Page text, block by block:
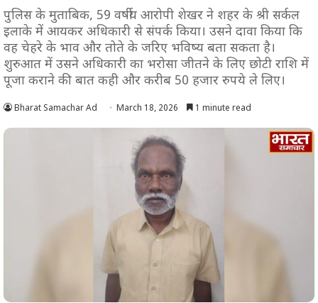
पुलिस के मुताबिक, 59 वर्षीय आरोपी शेखर ने शहर के श्री सर्कल
इलाके में आयकर अधिकारी से संपर्क किया। उसने दावा किया कि
वह चेहरे के भाव और तोते के जरिए भविष्य बता सकता है।
शुरुआत में उसने अधिकारी का भरोसा जीतने के लिए छोटी राशि में
पूजा कराने की बात कही और करीब 50 हजार रुपये ले लिए।
Bharat Samachar Ad March 18, 2026 1 minute read